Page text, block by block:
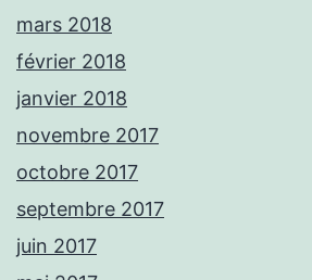
mars 2018
février 2018
janvier 2018
novembre 2017
octobre 2017
septembre 2017
juin 2017